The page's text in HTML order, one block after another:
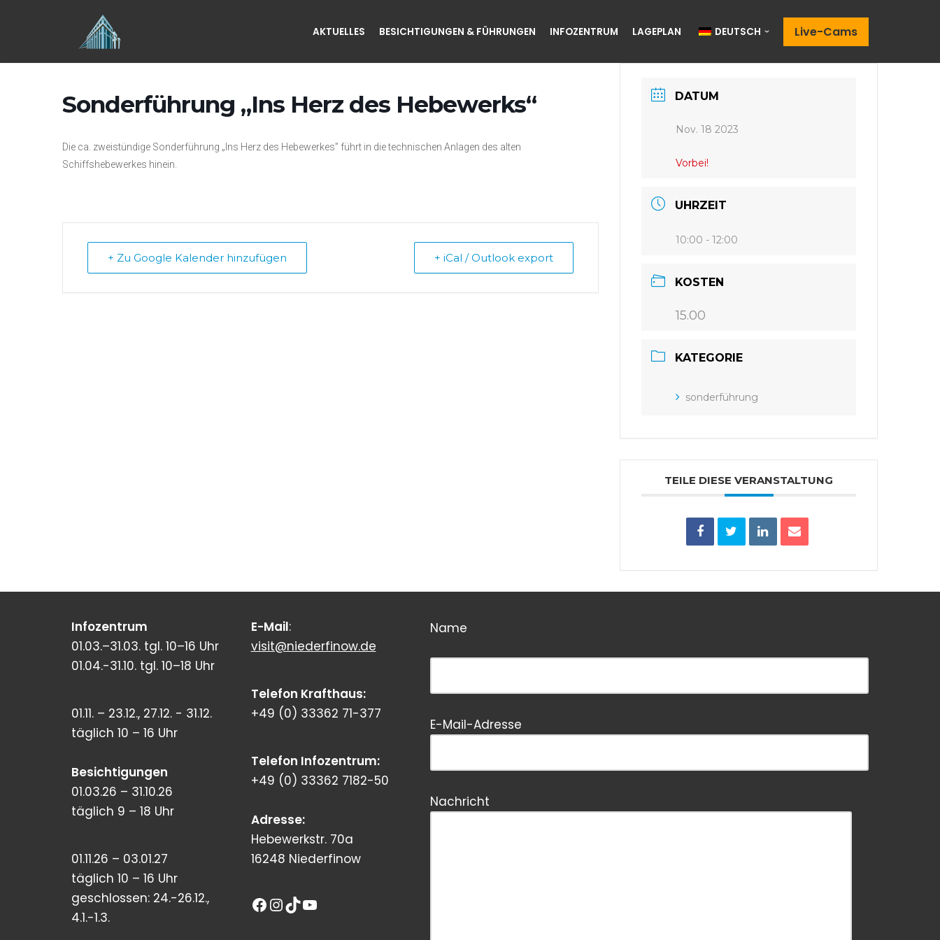
Inhalt
AKTUELLES BESICHTIGUNGEN & FÜHRUNGEN INFOZENTRUM LAGEPLAN DEUTSCH Live-Cams
Sonderführung „Ins Herz des Hebewerks“
Die ca. zweistündige Sonderführung „Ins Herz des Hebewerkes” führt in die technischen Anlagen des alten
Schiffshebewerkes hinein.
+ Zu Google Kalender hinzufügen + iCal / Outlook export
DATUM
Nov. 18 2023
Vorbei!
UHRZEIT
10:00 - 12:00
KOSTEN
15.00
KATEGORIE
sonderführung
TEILE DIESE VERANSTALTUNG
Infozentrum
01.03.–31.03. tgl. 10–16 Uhr
01.04.-31.10. tgl. 10–18 Uhr
01.11. – 23.12., 27.12. - 31.12.
täglich 10 – 16 Uhr
Besichtigungen
01.03.26 – 31.10.26
täglich 9 – 18 Uhr
01.11.26 – 03.01.27
täglich 10 – 16 Uhr
geschlossen: 24.-26.12.,
4.1.-1.3.
E-Mail:
visit@niederfinow.de
Telefon Krafthaus:
+49 (0) 33362 71-377
Telefon Infozentrum:
+49 (0) 33362 7182-50
Adresse:
Hebewerkstr. 70a
16248 Niederfinow
Name
Bitte dieses Feld leer lassen!
Bitte dieses Feld leer lassen!
E-Mail-Adresse
Nachricht